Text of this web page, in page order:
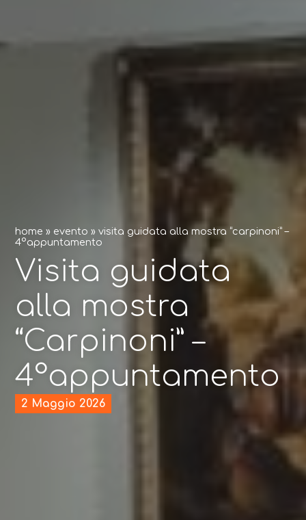
home » evento »visita guidata alla mostra “carpinoni” –
4°appuntamento
Visita guidata
alla mostra
“Carpinoni” –
4°appuntamento
2 Maggio 2026